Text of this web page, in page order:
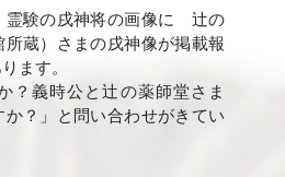
験の戌神将の画像に 辻の
蔵）さまの戌神像が掲載報
ます。
？義時公と辻の薬師堂さま
？」と問い合わせがきてい